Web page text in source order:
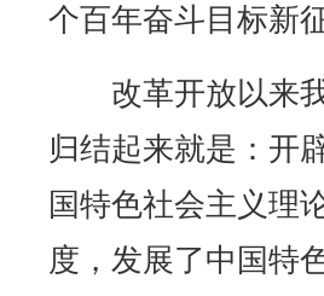
个百年奋斗目标新征
改革开放以来我
归结起来就是：开
国特色社会主义理
度，发展了中国特